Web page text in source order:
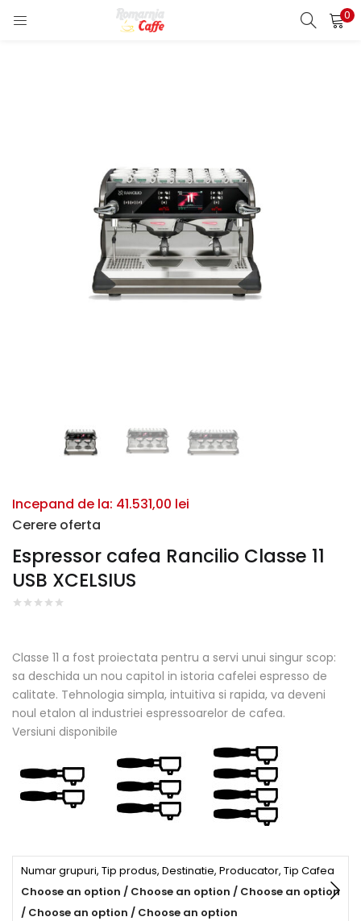
0
LOGIN REGISTER
Remember me
Lost password?
Espressor cafea Rancilio Classe 11
USB XCELSIUS
Incepand de la: 41.531,00 lei
Cerere oferta
Classe 11 a fost proiectata pentru a servi unui singur scop:
sa deschida un nou capitol in istoria cafelei espresso de
calitate. Tehnologia simpla, intuitiva si rapida, va deveni
noul etalon al industriei espressoarelor de cafea.
Versiuni disponibile
Numar grupuri, Tip produs, Destinatie, Producator, Tip Cafea
Choose an option / Choose an option / Choose an option
/ Choose an option / Choose an option